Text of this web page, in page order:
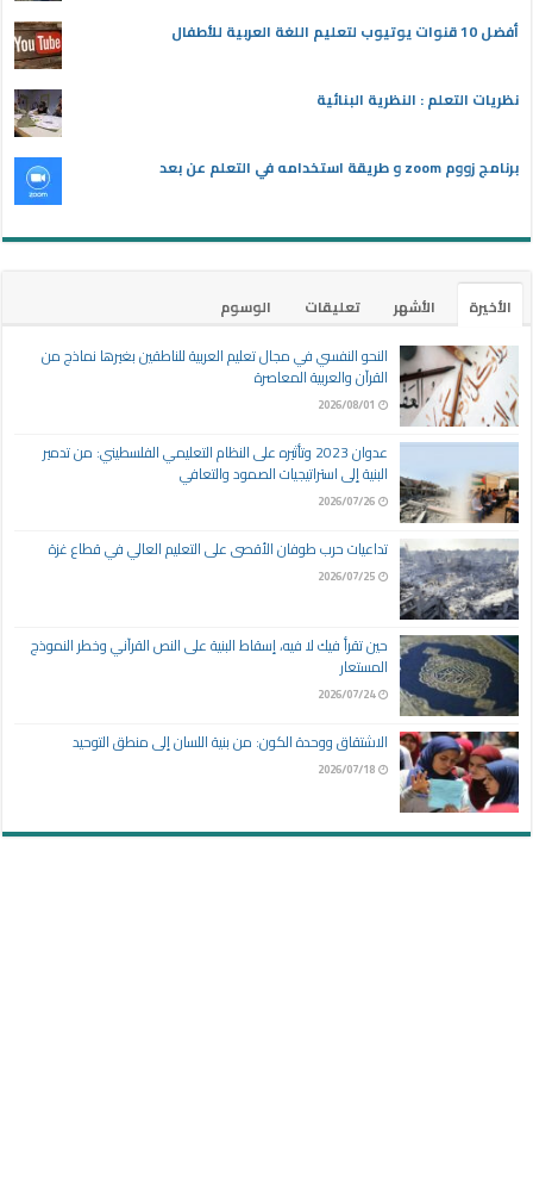
أفضل 10 قنوات يوتيوب لتعليم اللغة العربية للأطفال
نظريات التعلم : النظرية البنائية
برنامج زووم zoom و طريقة استخدامه في التعلم عن بعد
الأخيرة الأشهر تعليقات
الوسوم
النحو النفسي في مجال تعليم العربية للناطقين بغيرها نماذج من
القرآن والعربية المعاصرة
2026/08/01
عدوان 2023 وتأثيره على النظام التعليمي الفلسطيني: من تدمير
البنية إلى استراتيجيات الصمود والتعافي
2026/07/26
تداعيات حرب طوفان الأقصى على التعليم العالي في قطاع غزة
2026/07/25
حين تقرأ فيك لا فيه، إسقاط البنية على النص القرآني وخطر النموذج
المستعار
2026/07/24
الاشتقاق ووحدة الكون: من بنية اللسان إلى منطق التوحيد
2026/07/18